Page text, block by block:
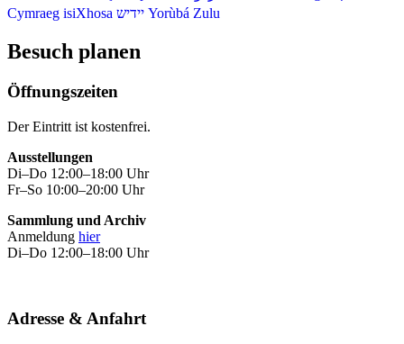
Cymraeg isiXhosa יידיש Yorùbá Zulu
Besuch planen
Öffnungszeiten
Der Eintritt ist kostenfrei.
Ausstellungen
Di–Do 12:00–18:00 Uhr
Fr–So 10:00–20:00 Uhr
Sammlung und Archiv
Anmeldung hier
Di–Do 12:00–18:00 Uhr
Adresse & Anfahrt